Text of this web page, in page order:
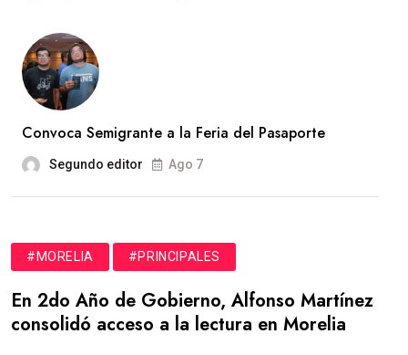
Convoca Semigrante a la Feria del Pasaporte
Segundo editor Ago 7
#MORELIA #PRINCIPALES
En 2do Año de Gobierno, Alfonso Martínez
consolidó acceso a la lectura en Morelia